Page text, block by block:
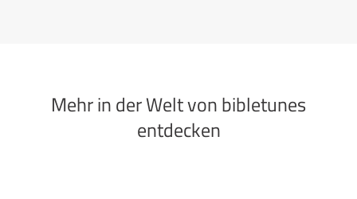
Mehr in der Welt von bibletunes
entdecken